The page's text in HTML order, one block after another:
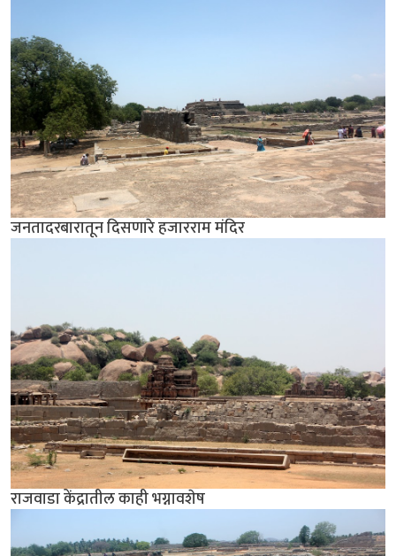
जनतादरबारातून दिसणारे हजारराम मंदिर
राजवाडा केंद्रातील काही भग्नावशेष